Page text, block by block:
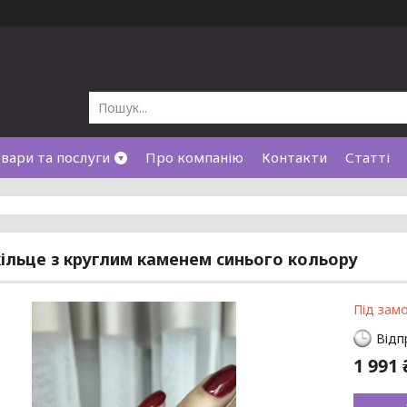
та послуги Про компанію Контакти Статті
з круглим каменем синього кольору
Під
1 991